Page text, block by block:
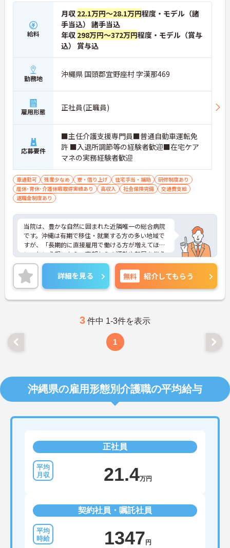
給料
月収 22.1万円～28.1万円程度・モデル（諸
手当込） 諸手当込
年収 298万円～372万円程度・モデル（賞与
込） 賞与込
勤務地 沖縄県 国頭郡宜野座村 字漢那469
雇用形態 正社員(正職員)
応募要件
■主任介護支援専門員■普通自動車運転免
許 ■入退所調節等の経験者歓迎■在宅ケア
マネの実務経験者歓迎
車通勤可 残業少なめ 寮・借り上げ 住宅手当・補助
研修制度あり
産休･育休･介護休暇取得実績あり
高収入 社会保険完備
交通費支給
退職金制度あり
当院は、豊かな自然に囲まれた近隣唯一の総合病院
です。沖縄は有期で移住・就業する方の多い地域で
すが、「長期的に直接雇用で働ける方が増えてほし
い」という想いから、南部からの通勤や転居を伴う
入職の場合の補助の開始を予定しています。また、
人材育成体制や福利厚生が充実しており、働きやす
い職場づくりに力を入れている病院併設施設です！
【ワークライフバランスについて】残業は少なく、
ほぼ定時で終了しています。ワークライフバランス
っています。子育て中の方には勤務シフトも配慮
し、仕事と生活を両立できる環境です。※産休・育
詳細を見る 無料 紹介してもらう
3 件中 1-3件を表示
1
沖縄県の雇用形態別介護職の平均給与
正社員
21.4万円
契約社員・嘱託社員
1347 円